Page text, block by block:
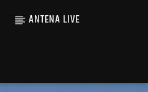
ANTENA LIVE